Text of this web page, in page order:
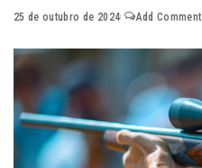
25 de outubro de 2024 Add Comment